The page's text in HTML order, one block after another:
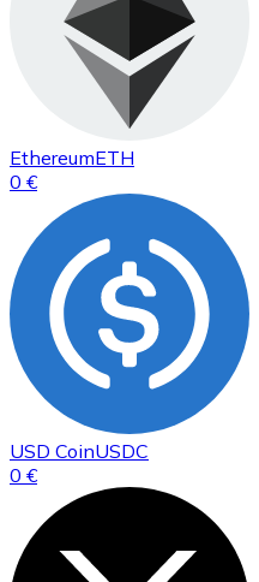
EthereumETH
0 €
USD CoinUSDC
0 €